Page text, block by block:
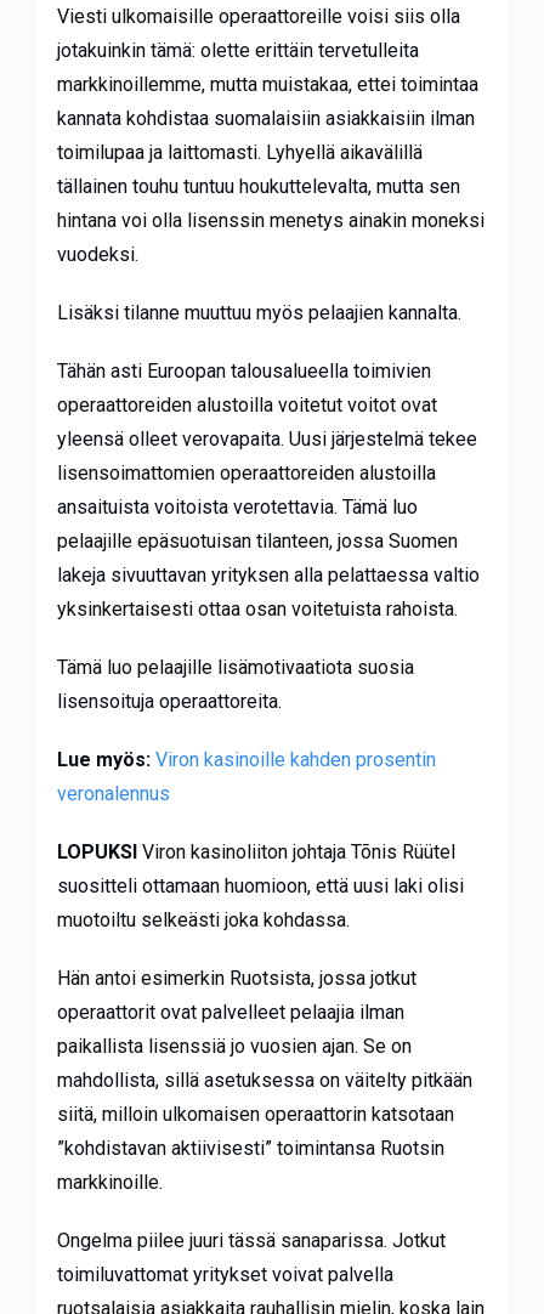
Viesti ulkomaisille operaattoreille voisi siis olla
jotakuinkin tämä: olette erittäin tervetulleita
markkinoillemme, mutta muistakaa, ettei toimintaa
kannata kohdistaa suomalaisiin asiakkaisiin ilman
toimilupaa ja laittomasti. Lyhyellä aikavälillä
tällainen touhu tuntuu houkuttelevalta, mutta sen
hintana voi olla lisenssin menetys ainakin moneksi
vuodeksi.
Lisäksi tilanne muuttuu myös pelaajien kannalta.
Tähän asti Euroopan talousalueella toimivien
operaattoreiden alustoilla voitetut voitot ovat
yleensä olleet verovapaita. Uusi järjestelmä tekee
lisensoimattomien operaattoreiden alustoilla
ansaituista voitoista verotettavia. Tämä luo
pelaajille epäsuotuisan tilanteen, jossa Suomen
lakeja sivuuttavan yrityksen alla pelattaessa valtio
yksinkertaisesti ottaa osan voitetuista rahoista.
Tämä luo pelaajille lisämotivaatiota suosia
lisensoituja operaattoreita.
Lue myös: Viron kasinoille kahden prosentin
veronalennus
LOPUKSIViron kasinoliiton johtaja Tõnis Rüütel
suositteli ottamaan huomioon, että uusi laki olisi
muotoiltu selkeästi joka kohdassa.
Hän antoi esimerkin Ruotsista, jossa jotkut
operaattorit ovat palvelleet pelaajia ilman
paikallista lisenssiä jo vuosien ajan. Se on
mahdollista, sillä asetuksessa on väitelty pitkään
siitä, milloin ulkomaisen operaattorin katsotaan
”kohdistavan aktiivisesti” toimintansa Ruotsin
markkinoille.
Ongelma piilee juuri tässä sanaparissa. Jotkut
toimiluvattomat yritykset voivat palvella
ruotsalaisia asiakkaita rauhallisin mielin, koska lain